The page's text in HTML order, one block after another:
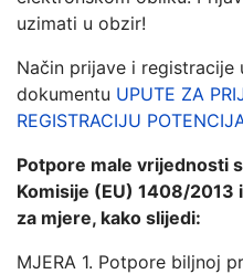
uzimati u obzir!
Način prijave i registracije
dokumentu UPUTE ZA
REGISTRACIJU
Potpore male vrijednosti
Komisije (EU) 1408/2013
za mjere, kako slijedi:
MJERA 1. Potpore biljnoj